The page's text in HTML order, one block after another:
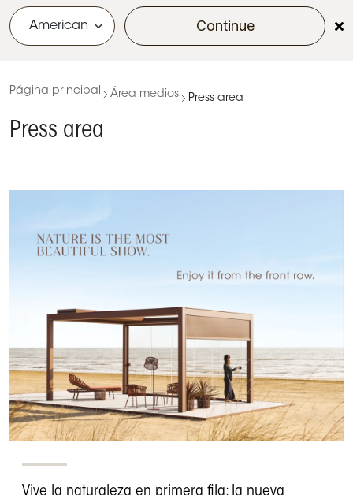
Continue
Página principal Área medios Press area
Press area
Vive la naturaleza en primera fila: la nueva